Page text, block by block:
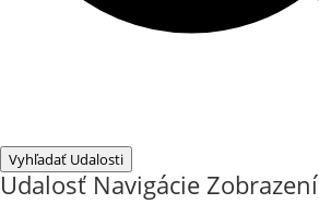
Vyhľadať Udalosti
Udalosť Navigácie Zobrazení